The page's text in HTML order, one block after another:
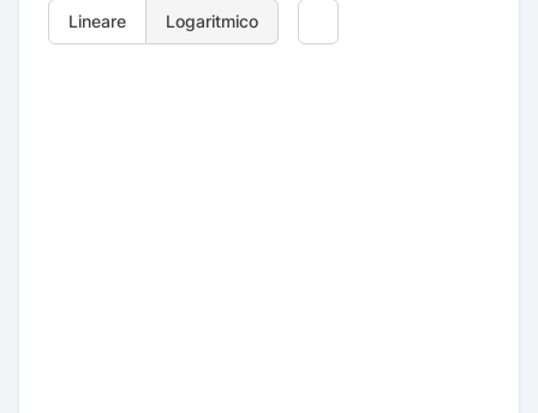
Lineare Logaritmico